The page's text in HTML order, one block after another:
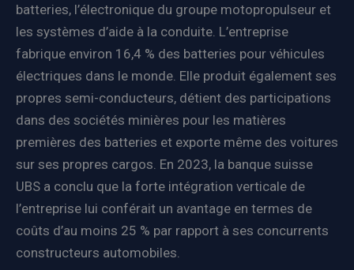
batteries, l’électronique du groupe motopropulseur et
les systèmes d’aide à la conduite. L’entreprise
fabrique environ 16,4 % des batteries pour véhicules
électriques dans le monde. Elle produit également ses
propres semi-conducteurs, détient des participations
dans des sociétés minières pour les matières
premières des batteries et exporte même des voitures
sur ses propres cargos. En 2023, la banque suisse
UBS a conclu que la forte intégration verticale de
l’entreprise lui conférait un avantage en termes de
coûts d’au moins 25 % par rapport à ses concurrents
constructeurs automobiles.